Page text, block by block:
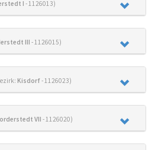
I - 1126013)
III - 1126015)
Kisdorf- 1126023)
VII - 1126020)